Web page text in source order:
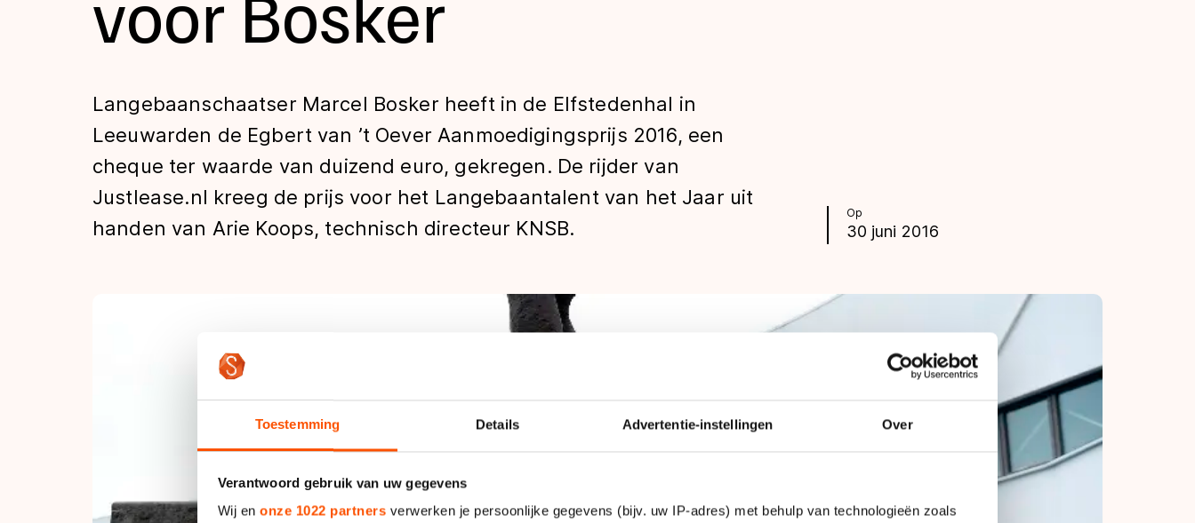
Toestemming Details Advertentie-instellingen Over
Verantwoord gebruik van uw gegevens
Wij en onze 1022 partners verwerken je persoonlijke gegevens (bijv. uw IP-adres) met behulp van technologieën zoals
Tijden & historie
De weg op
Schaatsfans
Olympische Spelen
Op
30 juni 2016
Langebaanschaatser Marcel Bosker heeft in de Elfstedenhal in
Leeuwarden de Egbert van ’t Oever Aanmoedigingsprijs 2016, een
cheque ter waarde van duizend euro, gekregen. De rijder van
Justlease.nl kreeg de prijs voor het Langebaantalent van het Jaar uit
handen van Arie Koops, technisch directeur KNSB.